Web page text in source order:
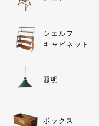
シェルフ
キャビネット
照明
ボックス